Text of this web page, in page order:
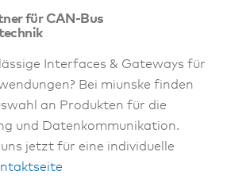
für CAN-Bus
Interfaces & Gateways für
Bei miunske finden
an Produkten für die
und Datenkommunikation.
jetzt für eine individuelle